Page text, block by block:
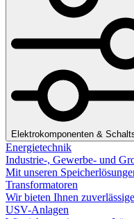
Elektrokomponenten &
Energietechnik
Industrie-, Gewerbe- und
Mit unseren
Transformatoren
Wir bieten Ihnen
USV-Anlagen